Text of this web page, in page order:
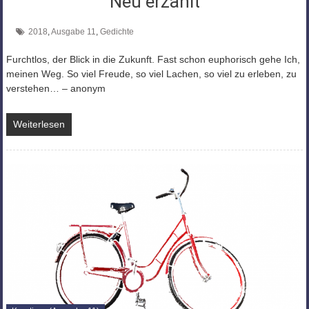
2018,Ausgabe 11, Gedichte
Furchtlos, der Blick in die Zukunft. Fast schon euphorisch gehe Ich,
meinen Weg. So viel Freude, so viel Lachen, so viel zu erleben, zu
verstehen… – anonym
Weiterlesen